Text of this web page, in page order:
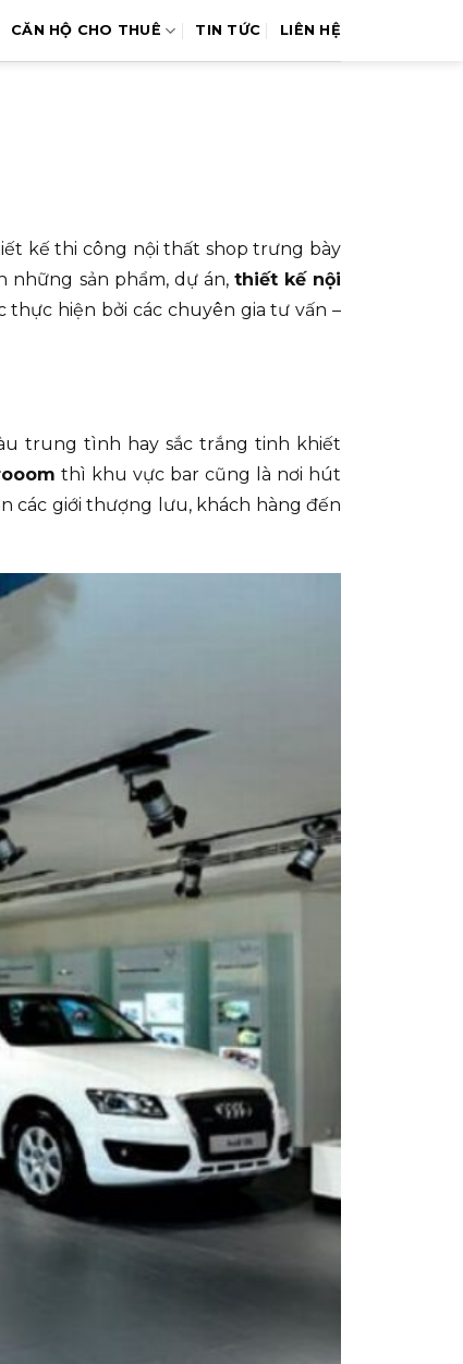
CĂN HỘ CHO THUÊ TIN TỨC LIÊN HỆ
kế thi công nội thất shop trưng bày
những sản phẩm, dự án, thiết kế nội
thực hiện bởi các chuyên gia tư vấn –
trung tình hay sắc trắng tinh khiết
thì khu vực bar cũng là nơi hút
các giới thượng lưu, khách hàng đến